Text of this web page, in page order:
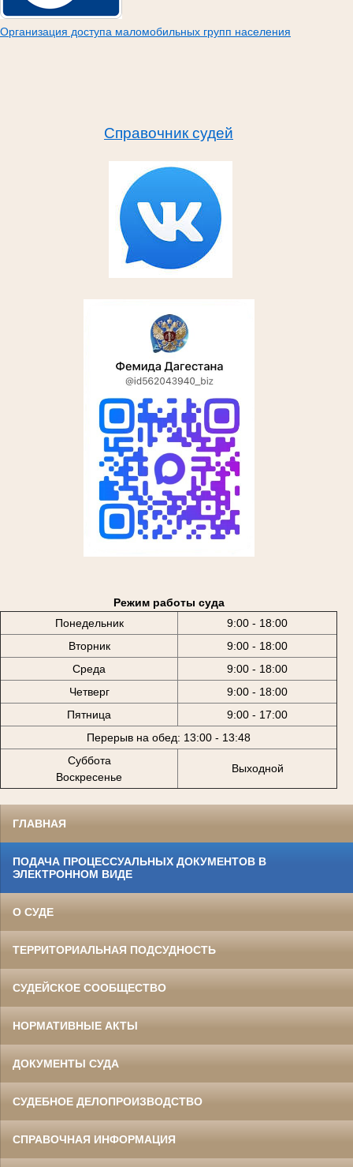
Организация доступа маломобильных групп населения
Справочник судей
Режим работы суда
Понедельник
9:00 - 18:00
Вторник
9:00 - 18:00
Среда
9:00 - 18:00
Четверг
9:00 - 18:00
Пятница
9:00 - 17:00
Перерыв на обед: 13:00 - 13:48
Суббота
Воскресенье
Выходной
ГЛАВНАЯ
ПОДАЧА ПРОЦЕССУАЛЬНЫХ ДОКУМЕНТОВ В
ЭЛЕКТРОННОМ ВИДЕ
О СУДЕ
ТЕРРИТОРИАЛЬНАЯ ПОДСУДНОСТЬ
СУДЕЙСКОЕ СООБЩЕСТВО
НОРМАТИВНЫЕ АКТЫ
ДОКУМЕНТЫ СУДА
СУДЕБНОЕ ДЕЛОПРОИЗВОДСТВО
СПРАВОЧНАЯ ИНФОРМАЦИЯ